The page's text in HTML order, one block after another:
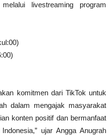
livestreaming program
komitmen dari TikTok untuk
dalam mengajak masyarakat
konten positif dan bermanfaat
ujar Angga Anugrah